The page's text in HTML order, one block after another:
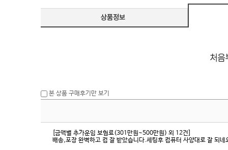
본 상품 구매후기만 보기
[금액별 추가운임 보험료(301만원~500만원) 외 12건]
배송,포장 완벽하고 컴 잘 받았습니다.세팅후 컴퓨터 사양대로 잘 되